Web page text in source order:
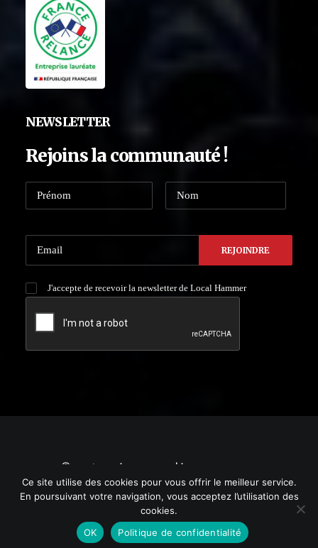
NEWSLETTER
Rejoins la communauté !
J'accepte de recevoir la newsletter de Local Hammer
© 2021 Local HAMMER. | by
Ce site utilise des cookies pour vous offrir le meilleur service.
En poursuivant votre navigation, vous acceptez l’utilisation des
cookies.
OK
Politique de confidentialité